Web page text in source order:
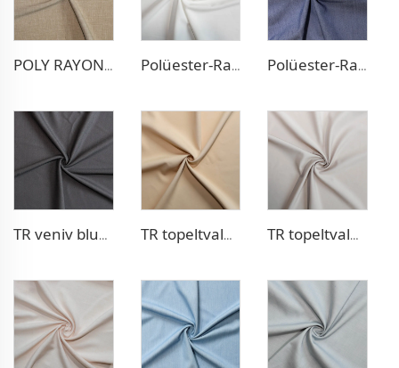
POLY RAYONI ELASTSETE PANTSIDE KANGAS Polüester-Rayon veniv kleiditekstiil Polüester-Rayon denimilise tekstuuri tekstiil
TR veniv bluusitekstiil TR topeltvalmistis kleiditekstiil TR topeltvalmistis kleiditekstiil